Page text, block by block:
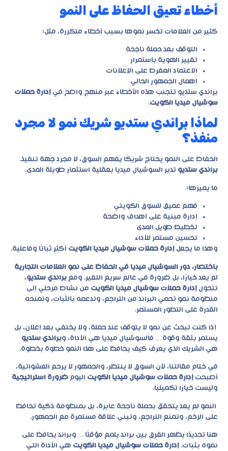
أخطاء تعيق الحفاظ على النمو
كثير من العلامات تخسر نموها بسبب أخطاء متكررة، مثل:
التوقف بعد حملة ناجحة
تغيير الهوية باستمرار
الاعتماد المفرط على الإعلانات
إهمال الجمهور الحالي
براندي ستديو تتجنب هذه الأخطاء عبر منهج واضح في إدارة حملات
سوشيال ميديا الكويت.
لماذا براندي ستديو شريك نمو لا مجرد
منفذ؟
الحفاظ على النمو يحتاج شريكًا يفهم السوق، لا مجرد جهة تنفيذ.
براندي ستديو تدير السوشيال ميديا بعقلية استثمار طويلة المدى.
ما يميزها:
فهم عميق للسوق الكويتي
إدارة مبنية على أهداف واضحة
تخطيط طويل المدى
تحسين مستمر للأداء
وهذا ما يجعل إدارة حملات سوشيال ميديا الكويت أكثر ثباتًا وفاعلية.
باختصار، دور السوشيال ميديا في الحفاظ على نمو العلامات التجارية
لم يعد خيارًا، بل ضرورة في عالم سريع التغير. ومع براندي ستديو،
تتحول إدارة حملات سوشيال ميديا الكويت من نشاط مرحلي إلى
منظومة نمو تحمي البراند من التراجع، وتدعمه بالثبات، وتمنحه
القدرة على التطور المستمر.
إذا كنت تبحث عن نمو لا يتوقف عند حملة، ولا يختفي بعد إعلان، بل
يستمر بثقة وقوة… فالسوشيال ميديا هي الأداة، وبراندي ستديو
هي الشريك الذي يعرف كيف يحافظ على هذا النمو خطوة بخطوة.
في ختام مقالتنا، لأن السوق لا ينتظر، والجمهور لا يرحم العشوائية،
أصبحت إدارة حملات سوشيال ميديا الكويت اليوم ضرورة استراتيجية
وليست خيارًا تكميليًا.
النمو لم يعد يتحقق بحملة ناجحة عابرة، بل بمنظومة ذكية تحافظ
على الزخم، وتمنع التراجع، وتبني علاقة مستمرة مع الجمهور.
هنا تحديدًا يظهر الفرق بين براند يلمع مؤقتًا… وبراند يحافظ على
نموه بثبات. إدارة حملات سوشيال ميديا الكويت هي الأداة التي